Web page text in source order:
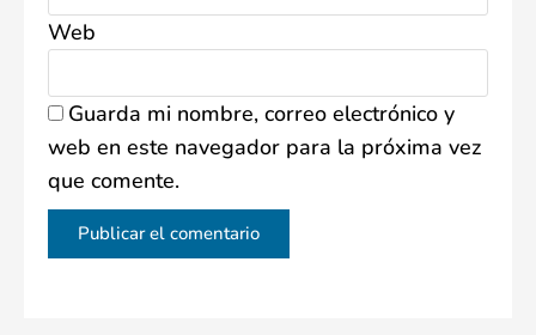
Web
Guarda mi nombre, correo electrónico y
web en este navegador para la próxima vez
que comente.